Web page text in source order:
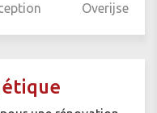
Overijse